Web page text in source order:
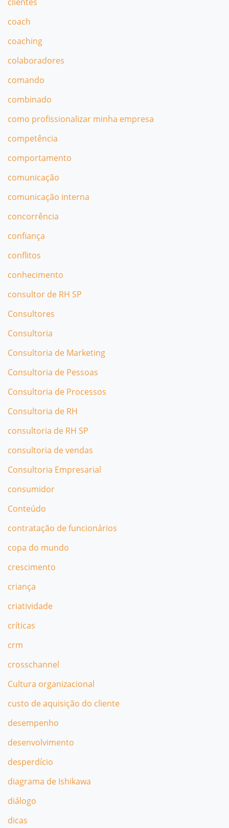
coach
coaching
colaboradores
comando
combinado
como profissionalizar minha empresa
competência
comportamento
comunicação
comunicação interna
concorrência
confiança
conflitos
conhecimento
consultor de RH SP
Consultores
Consultoria
Consultoria de Marketing
Consultoria de Pessoas
Consultoria de Processos
Consultoria de RH
consultoria de RH SP
consultoria de vendas
Consultoria Empresarial
consumidor
Conteúdo
contratação de funcionários
copa do mundo
crescimento
criança
criatividade
críticas
crm
crosschannel
Cultura organizacional
custo de aquisição do cliente
desempenho
desenvolvimento
desperdício
diagrama de Ishikawa
diálogo
dicas